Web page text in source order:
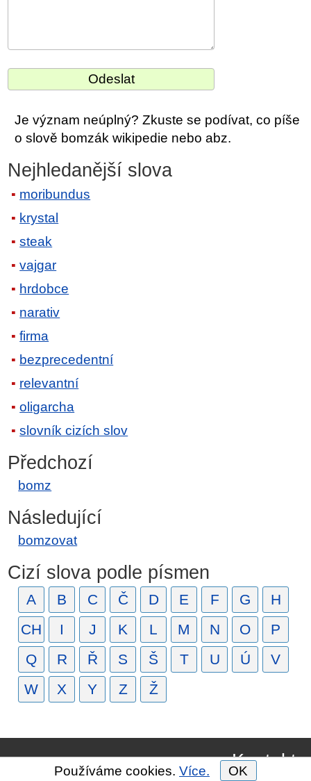
Je význam neúplný? Zkuste se podívat, co píše
o slově bomzák wikipedie nebo abz.
Nejhledanější slova
moribundus
krystal
steak
vajgar
hrdobce
narativ
firma
bezprecedentní
relevantní
oligarcha
slovník cizích slov
Předchozí
bomz
Následující
bomzovat
Cizí slova podle písmen
A B C Č D E F G
H
CH
I J K L M N O
P
Q
R Ř S Š T U Ú
V
W
X Y Z Ž
Kontakt
Používáme cookies. Více. OK